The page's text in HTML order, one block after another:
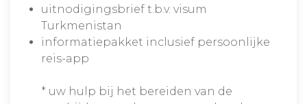
uitnodigingsbrief t.b.v. visum
Turkmenistan
informatiepakket inclusief persoonlijke
reis-app
* uw hulp bij het bereiden van de